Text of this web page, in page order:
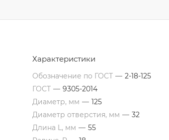
Характеристики
Обозначение по ГОСТ — 2-18-125
ГОСТ — 9305-2014
Диаметр, мм — 125
Диаметр отверстия, мм — 32
Длина L, мм — 55